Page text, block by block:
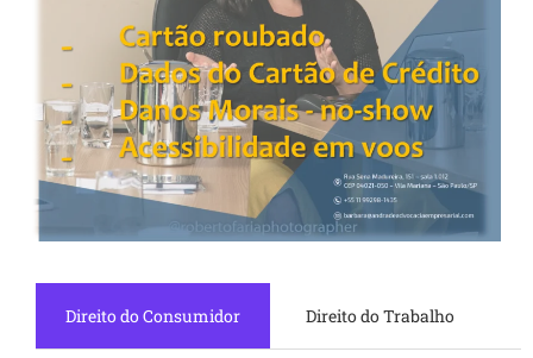
Direito do Consumidor Direito do Trabalho